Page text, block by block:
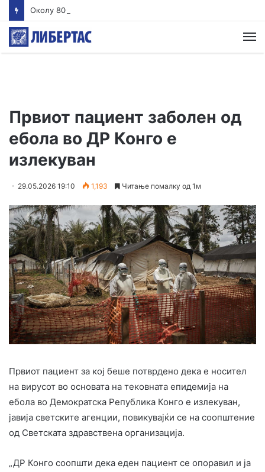
Првиот пациент заболен од
ебола во ДР Конго е
излекуван
29.05.2026 19:10 1,193 Читање помалку од 1м
Првиот пациент за кој беше потврдено дека е носител
на вирусот во основата на тековната епидемија на
ебола во Демократска Република Конго е излекуван,
јавија светските агенции, повикувајќи се на соопштение
од Светската здравствена организација.
„ДР Конго соопшти дека еден пациент се опоравил и ја